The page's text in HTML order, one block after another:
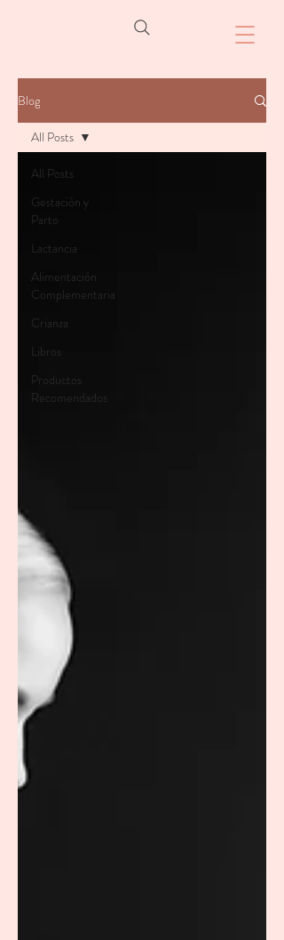
Blog
All Posts
Gestación y
Parto
Lactancia
Alimentación
Complementaria
Crianza
Libros
Productos
Recomendados
All Posts